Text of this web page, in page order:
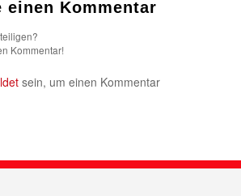
einen Kommentar
Kommentar!
sein, um einen Kommentar